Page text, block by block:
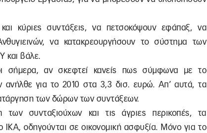
και κύριες συντάξεις, να πετσοκόψουν εφάπαξ, να
να κατακρεουργήσουν το σύστημα των
και βάλε.
σήμερα, αν σκεφτεί κανείς πως σύμφωνα με το
ανήλθε για το 2010 στα 3,3 δισ. ευρώ. Απ’ αυτά, τα
των δώρων των συντάξεων.
συνταξιούχων και τις άγριες περικοπές, τα
ΙΚΑ, οδηγούνται σε οικονομική ασφυξία. Μόνο για το